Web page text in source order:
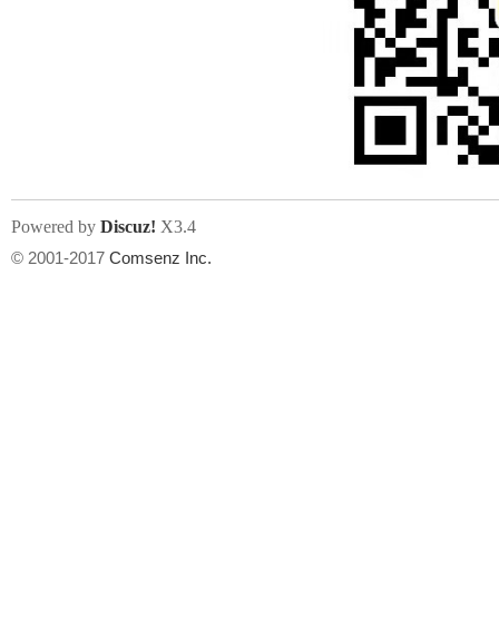
Powered by Discuz! X3.4
© 2001-2017 Comsenz Inc.